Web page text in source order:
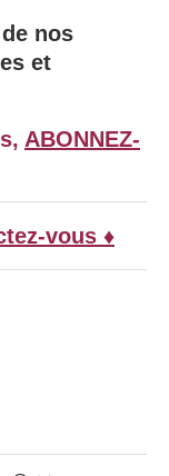
nos
et
ABONNEZ-
vous ♦